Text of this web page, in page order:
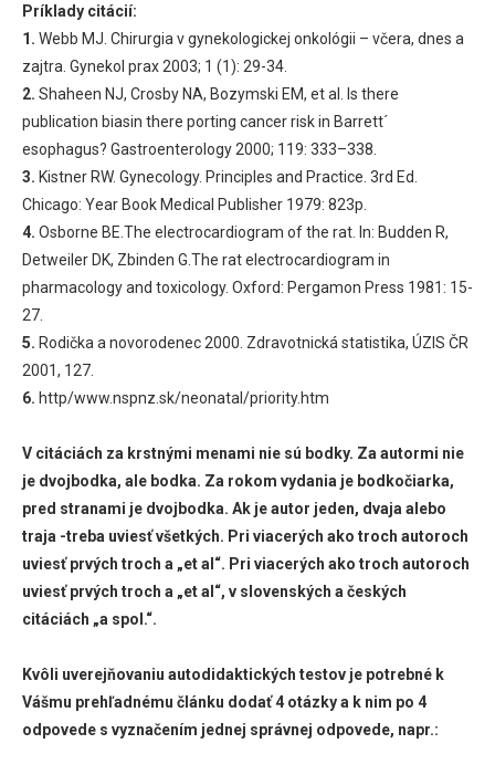
Príklady citácií:
1. Webb MJ. Chirurgia v gynekologickej onkológii – včera, dnes a
zajtra. Gynekol prax 2003; 1 (1): 29-34.
2. Shaheen NJ, Crosby NA, Bozymski EM, et al. Is there
publication biasin there porting cancer risk in Barrett´
esophagus? Gastroenterology 2000; 119: 333–338.
3. Kistner RW. Gynecology. Principles and Practice. 3rd Ed.
Chicago: Year Book Medical Publisher 1979: 823p.
4. Osborne BE.The electrocardiogram of the rat. In: Budden R,
Detweiler DK, Zbinden G.The rat electrocardiogram in
pharmacology and toxicology. Oxford: Pergamon Press 1981: 15-
27.
5. Rodička a novorodenec 2000. Zdravotnická statistika, ÚZIS ČR
2001, 127.
6. http/www.nspnz.sk/neonatal/priority.htm
V citáciách za krstnými menami nie sú bodky. Za autormi nie
je dvojbodka, ale bodka. Za rokom vydania je bodkočiarka,
pred stranami je dvojbodka. Ak je autor jeden, dvaja alebo
traja -treba uviesť všetkých. Pri viacerých ako troch autoroch
uviesť prvých troch a „et al“. Pri viacerých ako troch autoroch
uviesť prvých troch a „et al“, v slovenských a českých
citáciách „a spol.“.
Kvôli uverejňovaniu autodidaktických testov je potrebné k
Vášmu prehľadnému článku dodať 4 otázky a k nim po 4
odpovede s vyznačením jednej správnej odpovede, napr.: